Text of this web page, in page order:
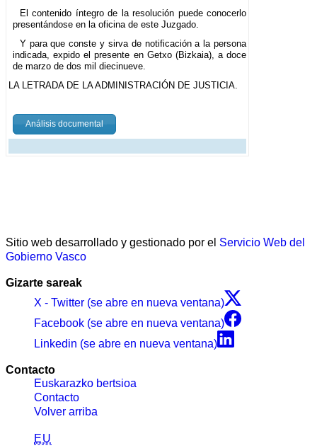
El contenido íntegro de la resolución puede conocerlo
presentándose en la oficina de este Juzgado.
Y para que conste y sirva de notificación a la persona
indicada, expido el presente en Getxo (Bizkaia), a doce
de marzo de dos mil diecinueve.
LA LETRADA DE LA ADMINISTRACIÓN DE JUSTICIA.
Análisis documental
Sitio web desarrollado y gestionado por el Servicio Web del
Gobierno Vasco
Gizarte sareak
X - Twitter (se abre en nueva ventana)
Facebook (se abre en nueva ventana)
Linkedin (se abre en nueva ventana)
Contacto
Euskarazko bertsioa
Contacto
Volver arriba
EU